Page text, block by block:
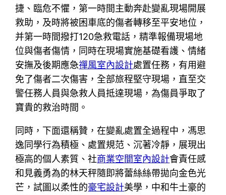
捷、臨危不懼，第一時間主動奔赴變亂現場開展
救助，及時將被困車底的傷者轉移至平安地位，
并第一時間撥打120急救電話，精準報備現場地
位與傷者傷情，同時在現場實施基礎看護、情緒
安撫及後期應急禪風室內設計處置任務，有用避
免了傷者二次傷害，全部旅程堅守現場，直至交
警任務人員與急救人員抵達現場，為傷員爭取了
寶貴的救治時間。
同時，下面還稱贊，在變亂處置全過程中，馮思
逸同學行為積極、處置規范、沉著冷靜，展現出
極高的個人素質、社商業空間室內設計會責任感
和見義勇為的林天秤隨即將蕾絲絲帶拋向金色光
芒，試圖以柔性的豪宅設計美學，中和牛土豪的